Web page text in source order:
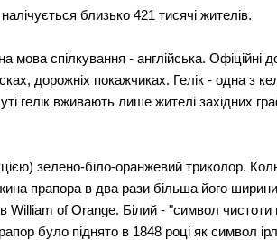
близько 421 тисячі жителів.
мова спілкування - англійська.
дорожніх покажчиках. Гелік - одна з
гелік вживають лише жителі західних
зелено-біло-оранжевий триколор.
прапора в два рази більша його
William of Orange. Білий - "символ
було піднято в 1848 році як символ